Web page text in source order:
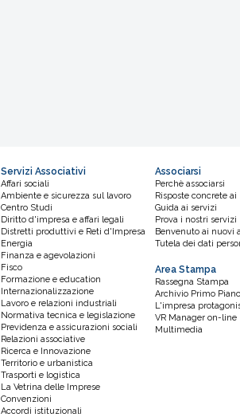
Servizi Associativi
Affari sociali
Ambiente e sicurezza sul lavoro
Centro Studi
Diritto d'impresa e affari legali
Distretti produttivi e Reti d'Impresa
Energia
Finanza e agevolazioni
Fisco
Formazione e education
Internazionalizzazione
Lavoro e relazioni industriali
Normativa tecnica e legislazione
Previdenza e assicurazioni sociali
Relazioni associative
Ricerca e Innovazione
Territorio e urbanistica
Trasporti e logistica
La Vetrina delle Imprese
Convenzioni
Accordi istituzionali
Associarsi
Perchè associarsi
Risposte concrete
Guida ai servizi
Prova i nostri servizi
Benvenuto ai nuovi
Tutela dei dati
Area Stampa
Rassegna Stampa
Archivio Primo Piano
L'impresa
VR Manager on-line
Multimedia